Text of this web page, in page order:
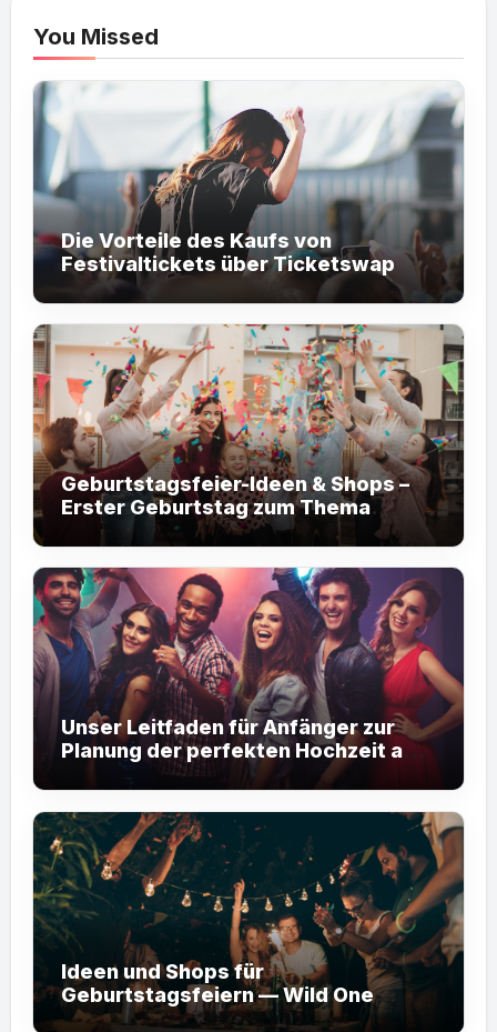
You Missed
Die Vorteile des Kaufs von
Festivaltickets über Ticketswap
Geburtstagsfeier-Ideen & Shops –
Erster Geburtstag zum Thema
Fußball
Unser Leitfaden für Anfänger zur
Planung der perfekten Hochzeit am
Zielort
Ideen und Shops für
Geburtstagsfeiern — Wild One
Safari Party